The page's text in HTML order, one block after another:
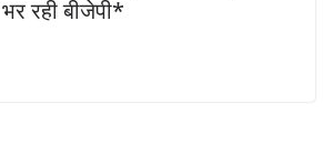
रही बीजेपी*